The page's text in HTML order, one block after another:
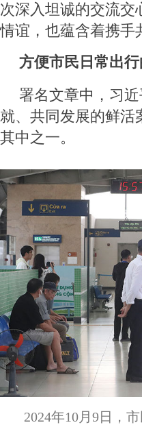
次深入坦诚的交流交
情谊，也蕴含着携手
方便市民日常出
署名文章中，习
就、共同发展的鲜活
其中之一。
2024年10月9日，